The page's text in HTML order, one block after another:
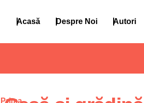
Acasă Despre Noi Autori
Prima